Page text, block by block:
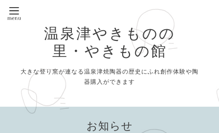
温泉津やきものの
里・やきもの館
大きな登り窯が連なる温泉津焼陶器の歴史にふれ創作体験や陶
器購入ができます
お知らせ